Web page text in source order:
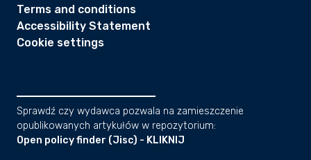
Terms and conditions
Accessibility Statement
Cookie settings
Sprawdź czy wydawca pozwala na zamieszczenie
opublikowanych artykułów w repozytorium:
Open policy finder (Jisc) - KLIKNIJ